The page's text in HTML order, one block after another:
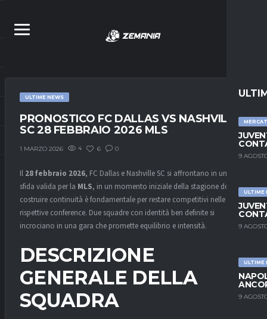
9
ULTIME
9
ULTIME
9
ULTIME NEWS
PRONOSTICO FC DALLAS VS NASHVILLE
SC 28 FEBBRAIO 2026 MLS
1 MARZO 2026 4 6 0
Il 28 febbraio 2026, FC Dallas e Nashville SC si affrontano in una
sfida valida per la MLS, in un momento iniziale della stagione dove
costruire continuità è fondamentale per restare competitivi nelle
rispettive conference. Due squadre con identità ben definite si
incrociano in una gara che promette equilibrio e intensità.
DESCRIZIONE
GENERALE DELLA
SQUADRA